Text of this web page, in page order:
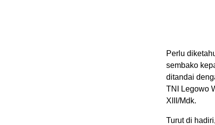
Perlu
sembako
ditandai
TNI Legowo
XIII/Mdk.
Turut di